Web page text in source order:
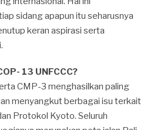
sidang apapun itu seharusnya
keran aspirasi serta
13 UNFCCC?
CMP-3 menghasilkan paling
menyangkut berbagai isu terkait
Protokol Kyoto. Seluruh